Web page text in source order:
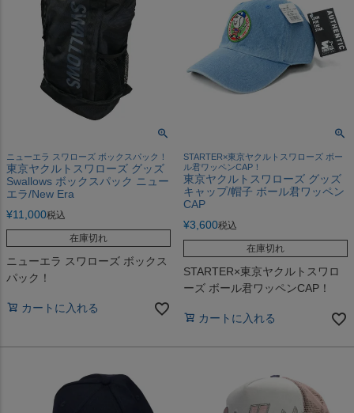
ニューエラ スワローズ ボックスパック！
東京ヤクルトスワローズ グッズ
Swallows ボックスパック ニュー
エラ/New Era
¥11,000税込
在庫切れ
ニューエラ スワローズ ボックス
パック！
カートに入れる
STARTER×東京ヤクルトスワローズ ボー
ル君ワッペンCAP！
東京ヤクルトスワローズ グッズ
キャップ/帽子 ボール君ワッペン
CAP
¥3,600税込
在庫切れ
STARTER×東京ヤクルトスワロ
ーズ ボール君ワッペンCAP！
カートに入れる